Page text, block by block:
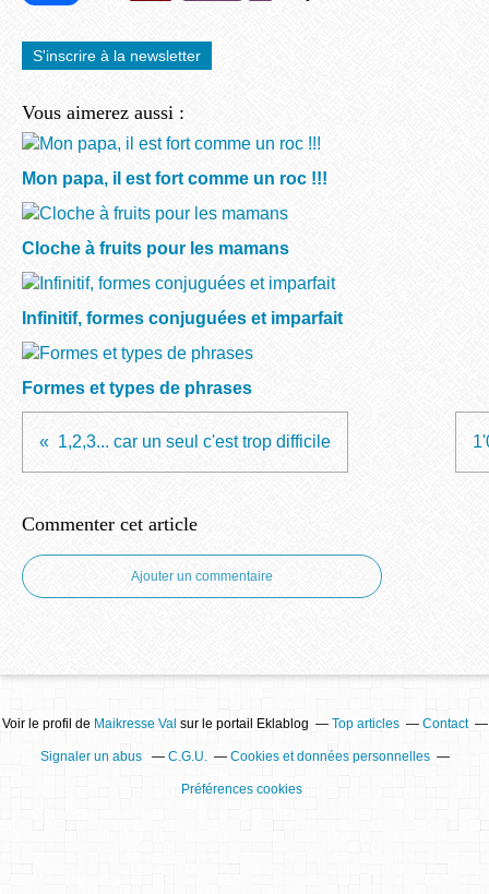
S'inscrire à la newsletter
Vous aimerez aussi :
Mon papa, il est fort comme un roc !!!
Cloche à fruits pour les mamans
Infinitif, formes conjuguées et imparfait
Formes et types de phrases
1,2,3... car un seul c'est trop difficile
Commenter cet article
Ajouter un commentaire
Voir le profil de Maikresse Val sur le portail Eklablog Top articles Contact
Signaler un abus C.G.U. Cookies et données personnelles
Préférences cookies